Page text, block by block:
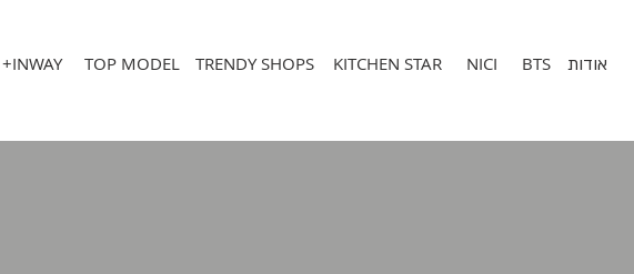
+INWAY TOP MODEL TRENDY SHOPS אודות KITCHEN STAR NICI BTS